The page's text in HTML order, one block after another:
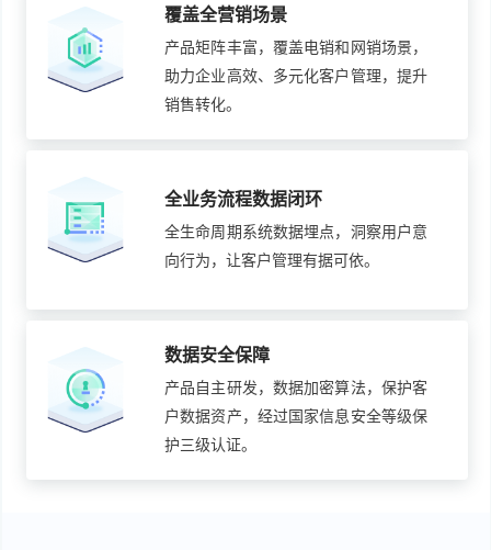
覆盖全营销场景
产品矩阵丰富，覆盖电销和网销场景，
助力企业高效、多元化客户管理，提升
销售转化。
全业务流程数据闭环
全生命周期系统数据埋点，洞察用户意
向行为，让客户管理有据可依。
数据安全保障
产品自主研发，数据加密算法，保护客
户数据资产，经过国家信息安全等级保
护三级认证。